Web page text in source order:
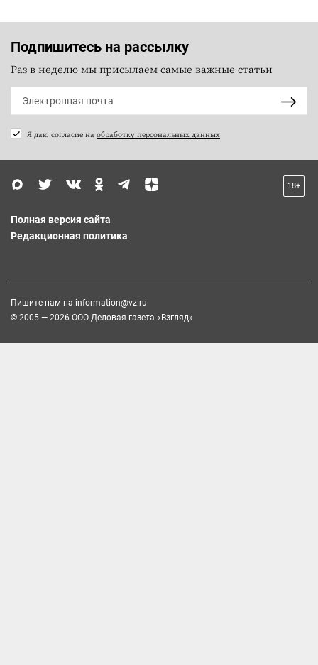
Подпишитесь на рассылку
Раз в неделю мы присылаем самые важные статьи
Я даю согласие на обработку персональных данных
18+
Полная версия сайта
Редакционная политика
Пишите нам на information@vz.ru
© 2005 — 2026 ООО Деловая газета «Взгляд»